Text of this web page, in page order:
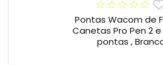
Pontas Wacom de
Canetas Pro Pen 2 e
pontas ,